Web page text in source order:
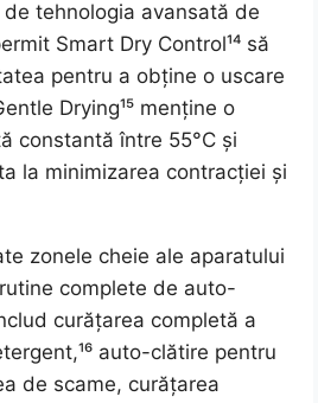
tehnologia avansată de
Smart Dry Control¹⁴ să
pentru a obține o uscare
Drying¹⁵ menține o
constantă între 55°C și
la minimizarea contracției și
zonele cheie ale aparatului
complete de auto-
curățarea completă a
auto-clătire pentru
de scame, curățarea